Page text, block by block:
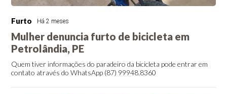
Furto Há 2 meses
Mulher denuncia furto de bicicleta em
Petrolândia, PE
Quem tiver informações do paradeiro da bicicleta pode entrar em
contato através do WhatsApp (87) 99948.8360